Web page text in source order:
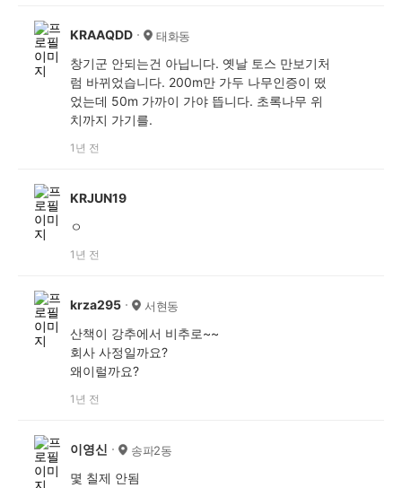
KRAAQDD 태화동
창기군 안되는건 아닙니다. 옛날 토스 만보기처
럼 바뀌었습니다. 200m만 가두 나무인증이 떴
었는데 50m 가까이 가야 뜹니다. 초록나무 위
치까지 가기를.
1년 전
KRJUN19
ㅇ
1년 전
krza295 서현동
산책이 강추에서 비추로~~
회사 사정일까요?
왜이럴까요?
1년 전
이영신 송파2동
몇 칠제 안됨